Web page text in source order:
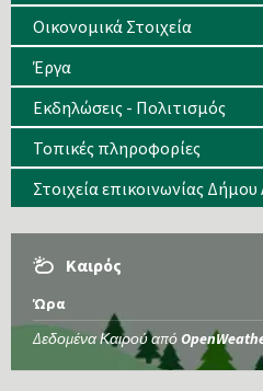
Οικονομικά Στοιχεία
Έργα
Εκδηλώσεις - Πολιτισμός
Τοπικές πληροφορίες
Στοιχεία επικοινωνίας
Καιρός
Ώρα
Δεδομένα Καιρού από